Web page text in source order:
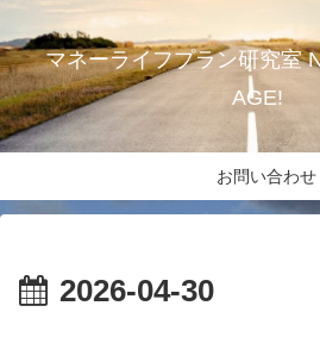
マネーライフプラン研究室
AGE!
お問い合わせ
2026-04-30